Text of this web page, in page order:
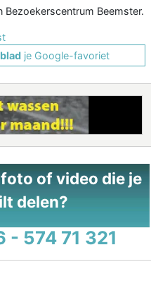
Bezoekerscentrum Beemster.
je Google-favoriet
of video die je
delen?
- 574 71 321